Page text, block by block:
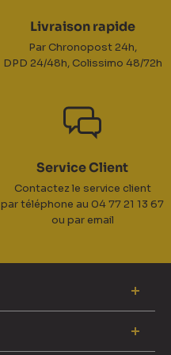
Livraison rapide
Par Chronopost 24h,
DPD 24/48h, Colissimo 48/72h
Service Client
Contactez le service client
par téléphone au 04 77 21 13 67
ou par email